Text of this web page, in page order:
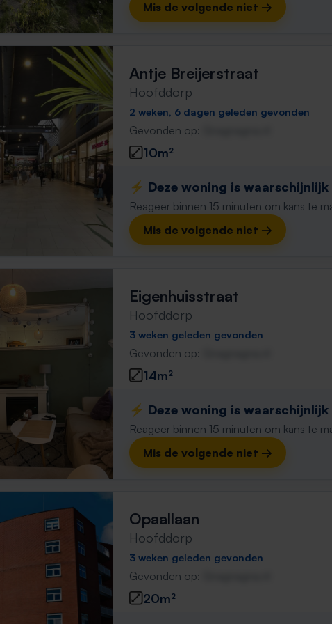
Mis de volgende niet →
Antje Breijerstraat
Hoofddorp
2 weken, 6 dagen geleden gevonden
Gevonden op:
10m²
⚡️ Deze woning is waarschijnlijk
Reageer binnen 15 minuten om kans te
Mis de volgende niet →
Eigenhuisstraat
Hoofddorp
3 weken geleden gevonden
Gevonden op:
14m²
⚡️ Deze woning is waarschijnlijk
Reageer binnen 15 minuten om kans te
Mis de volgende niet →
Opaallaan
Hoofddorp
3 weken geleden gevonden
Gevonden op:
20m²